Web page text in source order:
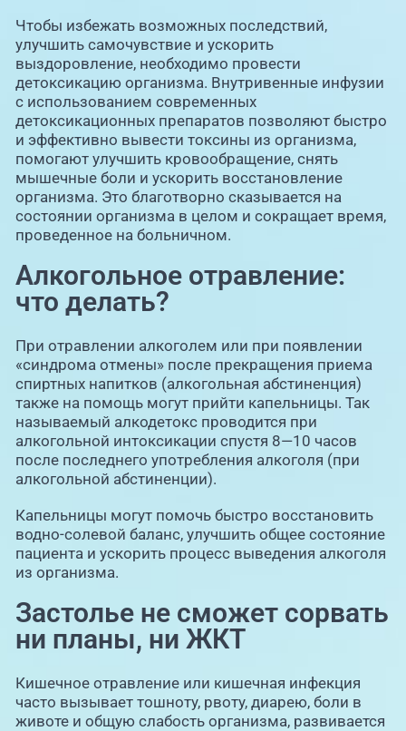
Чтобы избежать возможных последствий,
улучшить самочувствие и ускорить
выздоровление, необходимо провести
детоксикацию организма. Внутривенные инфузии
с использованием современных
детоксикационных препаратов позволяют быстро
и эффективно вывести токсины из организма,
помогают улучшить кровообращение, снять
мышечные боли и ускорить восстановление
организма. Это благотворно сказывается на
состоянии организма в целом и сокращает время,
проведенное на больничном.
Алкогольное отравление:
что делать?
При отравлении алкоголем или при появлении
«синдрома отмены» после прекращения приема
спиртных напитков (алкогольная абстиненция)
также на помощь могут прийти капельницы. Так
называемый алкодетокс проводится при
алкогольной интоксикации спустя 8—10 часов
после последнего употребления алкоголя (при
алкогольной абстиненции).
Капельницы могут помочь быстро восстановить
водно-солевой баланс, улучшить общее состояние
пациента и ускорить процесс выведения алкоголя
из организма.
Застолье не сможет сорвать
ни планы, ни ЖКТ
Кишечное отравление или кишечная инфекция
часто вызывает тошноту, рвоту, диарею, боли в
животе и общую слабость организма, развивается